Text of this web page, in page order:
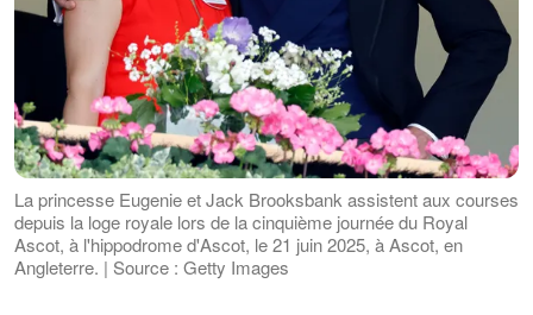
La princesse Eugenie et Jack Brooksbank assistent aux courses
depuis la loge royale lors de la cinquième journée du Royal
Ascot, à l'hippodrome d'Ascot, le 21 juin 2025, à Ascot, en
Angleterre. | Source : Getty Images